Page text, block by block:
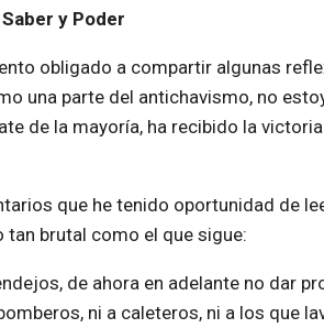
y Poder
obligado a compartir algunas
una parte del antichavismo, no
de la mayoría, ha recibido la
que he tenido oportunidad de
tan brutal como el que sigue:
de ahora en adelante no dar
ni a caleteros, ni a los que